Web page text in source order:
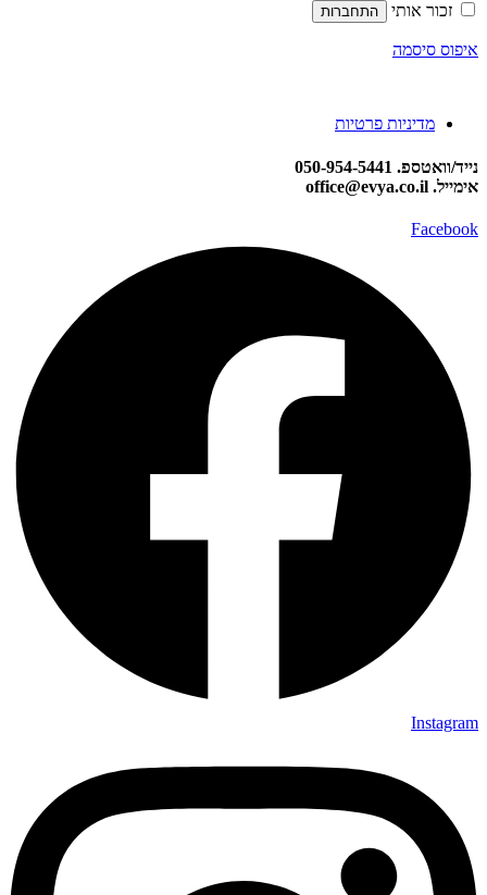
זכור אותי התחברות
איפוס סיסמה
מדיניות פרטיות
נייד/וואטספ. 050-954-5441
אימייל. office@evya.co.il
Facebook
Instagram